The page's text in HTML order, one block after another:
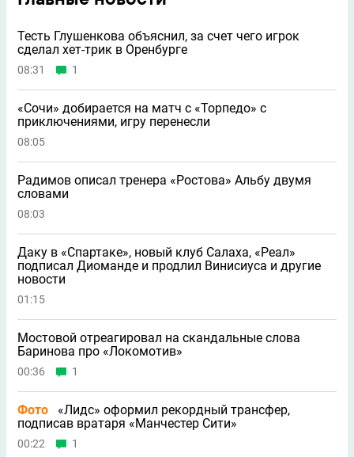
Тесть Глушенкова объяснил, за счет чего игрок
сделал хет-трик в Оренбурге
08:31 1
«Сочи» добирается на матч с «Торпедо» с
приключениями, игру перенесли
08:05
Радимов описал тренера «Ростова» Альбу двумя
словами
08:03
Даку в «Спартаке», новый клуб Салаха, «Реал»
подписал Диоманде и продлил Винисиуса и другие
новости
01:15
Мостовой отреагировал на скандальные слова
Баринова про «Локомотив»
00:36 1
Фото
«Лидс» оформил рекордный трансфер,
подписав вратаря «Манчестер Сити»
00:22 1